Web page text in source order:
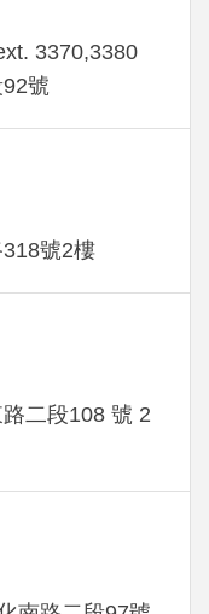
3370,3380
號
號2樓
二段108 號 2